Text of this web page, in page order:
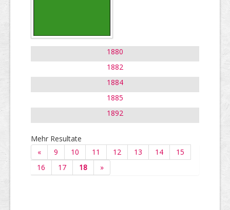
1880
1882
1884
1885
1892
Mehr Resultate
«
9 10 11 12 13 14
15
16
17 18 »